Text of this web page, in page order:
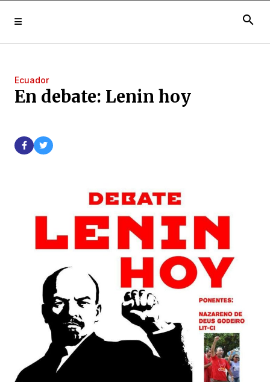
search
Ecuador
En debate: Lenin hoy